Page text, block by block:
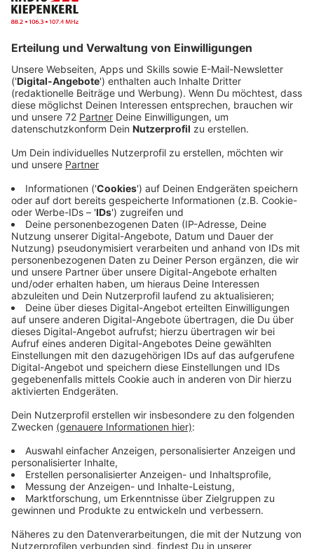
Dieser Podcast wird präsentiert von BODE - Ihrem
Energieberater - Beratung, Planung, Fördermittel
und Finanzdienstleistungen - alles aus einer Hand,
Veröffentlicht:Freitag, 05.01.2024 21:41
Anzeige
Hier den Podcast anhören
Anzeige
Anzeige
Anzeige
©RADIO KIEPENKERL
In dieser Folge spricht Ryan Johansson, Neuzugang
durch den Fußball – von Luxemburg über Schweden,
Irland, Bayern München und Sevilla bis nach Münster.
zwischen verschiedenen Ländern, Kulturen und
Sprachen geprägt hat und warum es für ihn völlig
normal ist, fließend sechs Sprachen zu sprechen.
Außerdem spricht Ryan über seine familiären Wurzeln,
seine Zeit in der Jugend bei großen Vereinen, seine
schon gut eingelebt hat. Ein Gespräch über Fußball,